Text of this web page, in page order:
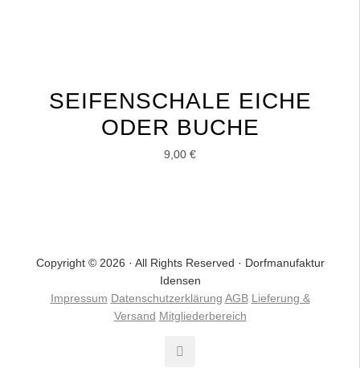
SEIFENSCHALE EICHE
ODER BUCHE
9,00 €
Copyright © 2026 · All Rights Reserved · Dorfmanufaktur
Idensen
Impressum Datenschutzerklärung AGB Lieferung &
Versand Mitgliederbereich